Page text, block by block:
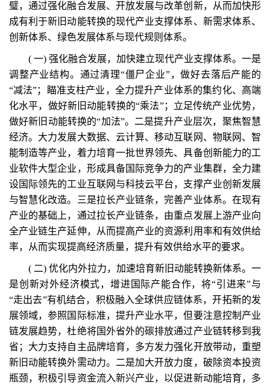
璧，通过强化融合发展、开放发展与改革创新，从而加快形
成有利于新旧动能转换的现代产业支撑体系、新需求体系、
创新体系、绿色发展体系与现代规则体系。
( 一) 强化融合发展，加快建立现代产业支撑体系。一是
调整产业结构。通过清理“僵尸企业”，做好去落后产能的
“减法”；瞄准支柱产业，全力提升产业体系的集约化、高端
化水平，做好新旧动能转换的“乘法”；立足传统产业优势，
做好新旧动能转换的“加法”。二是提升产业层次，聚焦智慧
经济。大力发展大数据、云计算、移动互联网、物联网、智
能制造等产业，着力培育一批世界领先、具备创新能力的工
业软件大型企业，形成具备国际竞争力的产业集群，全力建
设国际领先的工业互联网与科技云平台，支撑产业创新发展
与智慧化改造。三是拉长产业链条，完善产业体系。在现有
产业的基础上，通过拉长产业链条，由重点发展上游产业向
全产业链生产延伸，从而提高产业的资源利用率和有效供给
率，从而实现提高经济质量，提升有效供给水平的要求。
( 二) 优化内外拉力，加速培育新旧动能转换新体系。一
是创新对外经济模式，增进国际产能合作，将“引进来”与
“走出去”有机结合，积极融入全球供应链体系，开拓新的发
展领域，参照国际标准，提升产业水平，但要注意控制产业
链发展趋势，杜绝将国外省外的碳排放通过产业链转移到我
省；大力支持自主品牌培育，多方发力强化开放带动，重塑
新旧动能转换外需动力。二是加大开放力度，破除资本投资
瓶颈，积极引导资金流入新兴产业，以促进新动能培育，多